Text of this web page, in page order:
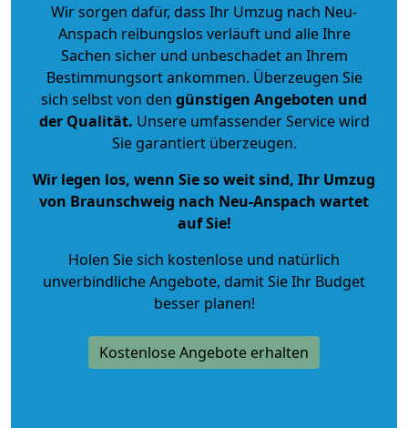
Wir sorgen dafür, dass Ihr Umzug nach Neu-
Anspach reibungslos verläuft und alle Ihre
Sachen sicher und unbeschadet an Ihrem
Bestimmungsort ankommen. Überzeugen Sie
sich selbst von den günstigen Angeboten und
der Qualität. Unsere umfassender Service wird
Sie garantiert überzeugen.
Wir legen los, wenn Sie so weit sind, Ihr Umzug
von Braunschweig nach Neu-Anspach wartet
auf Sie!
Holen Sie sich kostenlose und natürlich
unverbindliche Angebote, damit Sie Ihr Budget
besser planen!
Kostenlose Angebote erhalten